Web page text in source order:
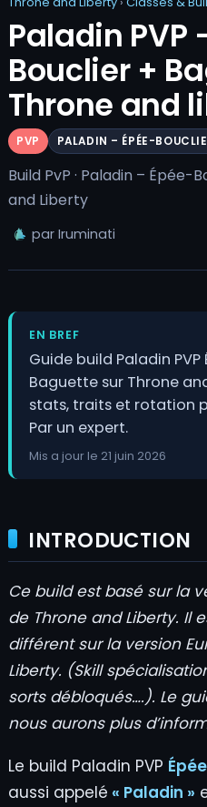
Paladin PVP
Bouclier +
Throne and
PVP PALADIN – ÉPÉE-
Build PvP · Paladin – Épée-
and Liberty
par Iruminati
EN BREF
Guide build Paladin
Baguette sur Throne
stats, traits et rotation
Par un expert.
Mis a jour le 21 juin 2026
INTRODUCTION
Ce build est basé sur la
de Throne and Liberty. Il
différent sur la version
Liberty. (Skill
sorts débloqués….). Le
nous aurons plus
Le build Paladin PVP
aussi appelé « Paladin »